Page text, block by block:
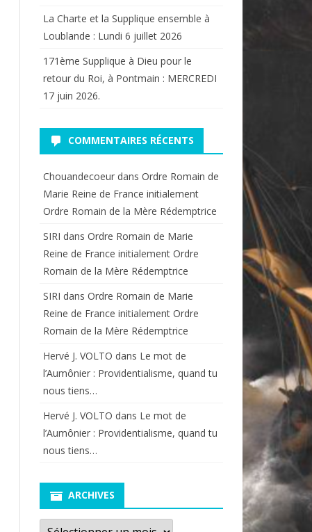
La Charte et la Supplique ensemble à
Loublande : Lundi 6 juillet 2026
171ème Supplique à Dieu pour le
retour du Roi, à Pontmain : MERCREDI
17 juin 2026.
COMMENTAIRES RÉCENTS
Chouandecoeurdans Ordre Romain de
Marie Reine de France initialement
Ordre Romain de la Mère Rédemptrice
SIRI dans Ordre Romain de Marie
Reine de France initialement Ordre
Romain de la Mère Rédemptrice
SIRI dans Ordre Romain de Marie
Reine de France initialement Ordre
Romain de la Mère Rédemptrice
Hervé J. VOLTO dans Le mot de
l’Aumônier : Providentialisme, quand tu
nous tiens…
Hervé J. VOLTO dans Le mot de
l’Aumônier : Providentialisme, quand tu
nous tiens…
ARCHIVES
Archives